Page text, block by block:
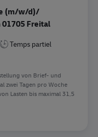
(m/w/d)/
Freital
Temps partiel
von Brief- und
zwei Tagen pro Woche
Lasten bis maximal 31,5